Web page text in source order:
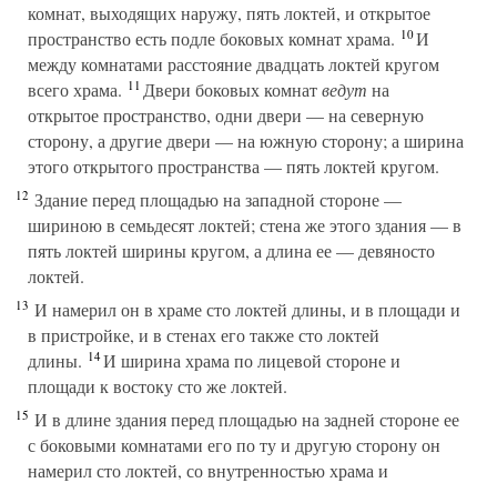
комнат, выходящих наружу, пять локтей, и открытое
пространство есть подле боковых комнат храма. 10И
между комнатами расстояние двадцать локтей кругом
всего храма. 11Двери боковых комнатведут на
открытое пространство, одни двери — на северную
сторону, а другие двери — на южную сторону; а ширина
этого открытого пространства — пять локтей кругом.
12 Здание перед площадью на западной стороне —
шириною в семьдесят локтей; стена же этого здания — в
пять локтей ширины кругом, а длина ее — девяносто
локтей.
13 И намерил он в храме сто локтей длины, и в площади и
в пристройке, и в стенах его также сто локтей
длины. 14И ширина храма по лицевой стороне и
площади к востоку сто же локтей.
15 И в длине здания перед площадью на задней стороне ее
с боковыми комнатами его по ту и другую сторону он
намерил сто локтей, со внутренностью храма и